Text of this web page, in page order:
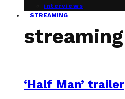
interviews
STREAMING
streaming
‘Half Man’ trailer